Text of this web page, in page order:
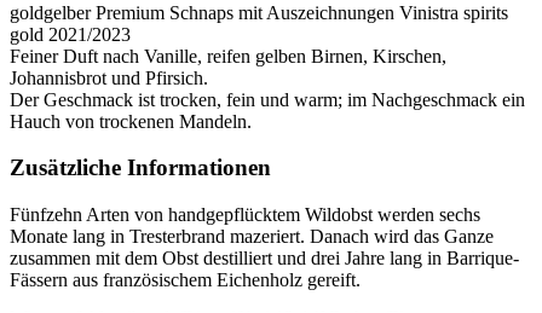
goldgelber Premium Schnaps mit Auszeichnungen Vinistra spirits
gold 2021/2023
Feiner Duft nach Vanille, reifen gelben Birnen, Kirschen,
Johannisbrot und Pfirsich.
Der Geschmack ist trocken, fein und warm; im Nachgeschmack ein
Hauch von trockenen Mandeln.
Zusätzliche Informationen
Fünfzehn Arten von handgepflücktem Wildobst werden sechs
Monate lang in Tresterbrand mazeriert. Danach wird das Ganze
zusammen mit dem Obst destilliert und drei Jahre lang in Barrique-
Fässern aus französischem Eichenholz gereift.